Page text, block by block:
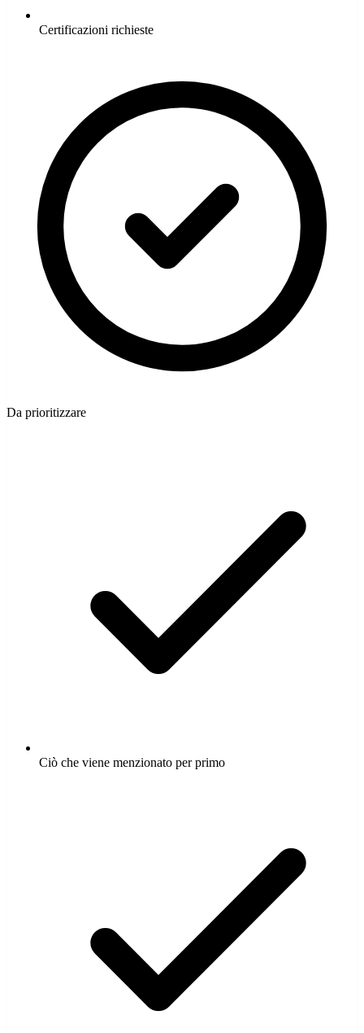
Certificazioni richieste
Da prioritizzare
Ciò che viene menzionato per primo